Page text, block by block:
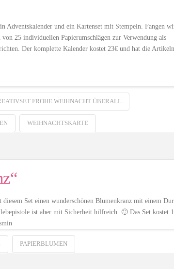
Adventskalender und ein Kartenset mit Stempeln. Fangen
25 individuellen Papierumschlägen zur Verwendung als
Der komplette Kalender kostet 23€ und hat die
FROHE WEIHNACHT ÜBERALL
WEIHNACHTSKARTE
Set einen wunderschönen Blumenkranz mit einem
ist aber mit Sicherheit hilfreich. 🙂 Das Set kostet
PAPIERBLUMEN